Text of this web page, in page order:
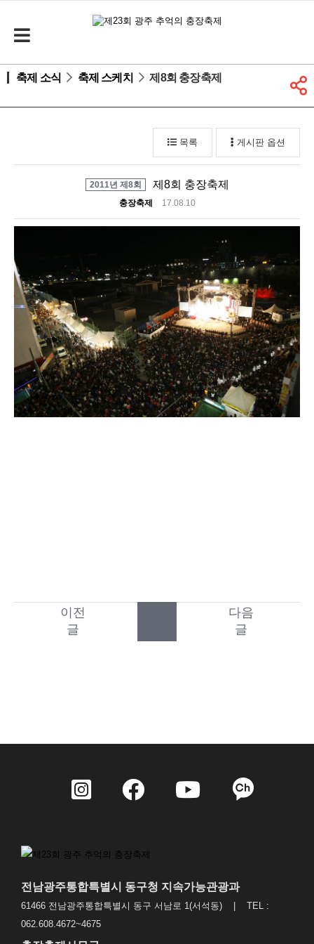
축제 소식 축제 스케치 제8회 충장축제
목록 게시판 옵션
2011년 제8회 제8회 충장축제
충장축제 17.08.10
이전
글
다음
글
전남광주통합특별시 동구청 지속가능관광과
61466 전남광주통합특별시 동구 서남로 1(서석동) | TEL :
062.608.4672~4675